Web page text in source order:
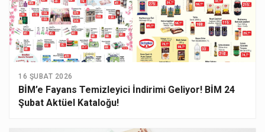
16 ŞUBAT 2026
BİM’e Fayans Temizleyici İndirimi Geliyor! BİM 24
Şubat Aktüel Kataloğu!